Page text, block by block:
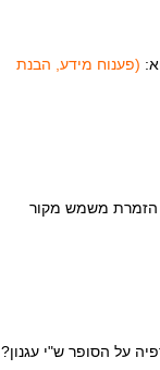
(פענוח מידע, הבנת
הזמרת משמש מקור
על הסופר ש"י עגנון?